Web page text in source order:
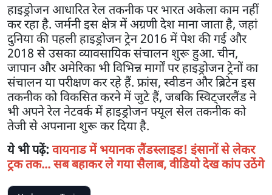
हाइड्रोजन आधारित रेल तकनीक पर भारत अकेला काम नहीं
कर रहा है. जर्मनी इस क्षेत्र में अग्रणी देश माना जाता है, जहां
दुनिया की पहली हाइड्रोजन ट्रेन 2016 में पेश की गई और
2018 से उसका व्यावसायिक संचालन शुरू हुआ. चीन,
जापान और अमेरिका भी विभिन्न मार्गों पर हाइड्रोजन ट्रेनों का
संचालन या परीक्षण कर रहे हैं. फ्रांस, स्वीडन और ब्रिटेन इस
तकनीक को विकसित करने में जुटे हैं, जबकि स्विट्जरलैंड ने
भी अपने रेल नेटवर्क में हाइड्रोजन फ्यूल सेल तकनीक को
तेजी से अपनाना शुरू कर दिया है.
ये भी पढ़ें: वायनाड में भयानक लैंडस्लाइड! इंसानों से लेकर
ट्रक तक... सब बहाकर ले गया सैलाब, वीडियो देख कांप उठेंगे